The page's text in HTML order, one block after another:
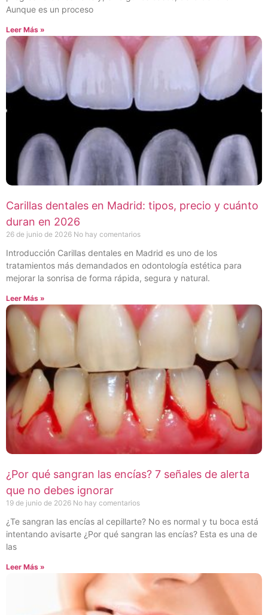
Aunque es un proceso
Leer Más »
Carillas dentales en Madrid: tipos, precio y cuánto
duran en 2026
26 de junio de 2026 No hay comentarios
Introducción Carillas dentales en Madrid es uno de los
tratamientos más demandados en odontología estética para
mejorar la sonrisa de forma rápida, segura y natural.
Leer Más »
¿Por qué sangran las encías? 7 señales de alerta
que no debes ignorar
19 de junio de 2026 No hay comentarios
¿Te sangran las encías al cepillarte? No es normal y tu boca está
intentando avisarte ¿Por qué sangran las encías? Esta es una de
las
Leer Más »